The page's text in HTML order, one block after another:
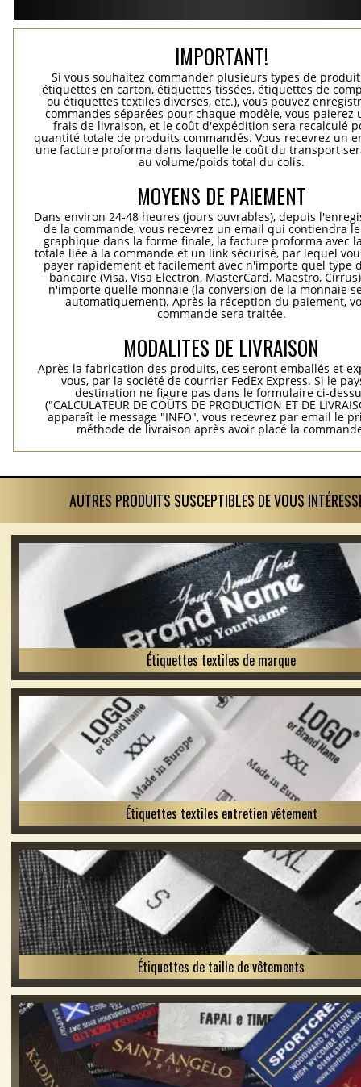
IMPORTANT!
Si vous souhaitez commander plusieurs types de
étiquettes en carton, étiquettes tissées, étiquettes de
ou étiquettes textiles diverses, etc.), vous pouvez
commandes séparées pour chaque modèle, vous paierez
frais de livraison, et le coût d'expédition sera recalculé
quantité totale de produits commandés. Vous recevrez un
une facture proforma dans laquelle le coût du transport
au volume/poids total du colis.
MOYENS DE PAIEMENT
Dans environ 24-48 heures (jours ouvrables), depuis
de la commande, vous recevrez un email qui contiendra
graphique dans la forme finale, la facture proforma avec
totale liée à la commande et un link sécurisé, par lequel
payer rapidement et facilement avec n'importe quel type
bancaire (Visa, Visa Electron, MasterCard, Maestro,
n'importe quelle monnaie (la conversion de la monnaie
automatiquement). Après la réception du paiement,
commande sera traitée.
MODALITES DE LIVRAISON
Après la fabrication des produits, ces seront emballés et
vous, par la société de courrier FedEx Express. Si le
destination ne figure pas dans le formulaire ci-
("CALCULATEUR DE COÛTS DE PRODUCTION ET DE
apparaît le message "INFO", vous recevrez par email le
méthode de livraison après avoir placé la
AUTRES PRODUITS SUSCEPTIBLES DE VOUS
Étiquettes textiles de marque
Étiquettes textiles entretien vêtement
Étiquettes de taille de vêtements